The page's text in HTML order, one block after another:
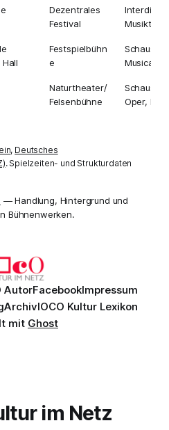
Dezentrales
Festival
Festspielbühn
e
Musical
Naturtheater/
Felsenbühne
Oper,
, Deutsches
. Spielzeiten- und Strukturdaten
— Handlung, Hintergrund und
Bühnenwerken.
AutorFacebookImpressum
ArchivIOCO Kultur Lexikon
mit Ghost
im Netz